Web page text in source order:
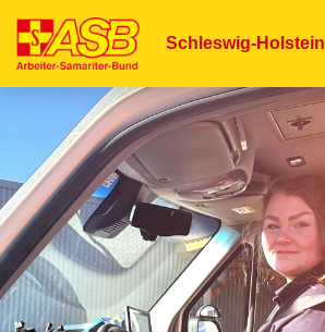
zum
Schleswig-Holstein